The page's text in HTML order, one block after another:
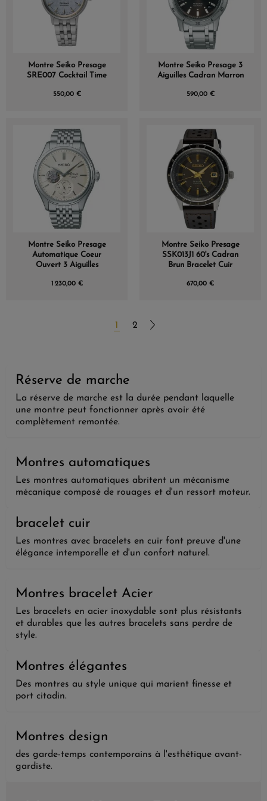
Montre Seiko Presage
SRE007 Cocktail Time
550,00 €
Montre Seiko Presage 3
Aiguilles Cadran Marron
590,00 €
Montre Seiko Presage
Automatique Coeur
Ouvert 3 Aiguilles
1 230,00 €
Montre Seiko Presage
SSK013J1 60's Cadran
Brun Bracelet Cuir
670,00 €
1 2
Réserve de marche
La réserve de marche est la durée pendant laquelle
une montre peut fonctionner après avoir été
complètement remontée.
Montres automatiques
Les montres automatiques abritent un mécanisme
mécanique composé de rouages et d'un ressort moteur.
bracelet cuir
Les montres avec bracelets en cuir font preuve d'une
élégance intemporelle et d'un confort naturel.
Montres bracelet Acier
Les bracelets en acier inoxydable sont plus résistants
et durables que les autres bracelets sans perdre de
style.
Montres élégantes
Des montres au style unique qui marient finesse et
port citadin.
Montres design
des garde-temps contemporains à l'esthétique avant-
gardiste.